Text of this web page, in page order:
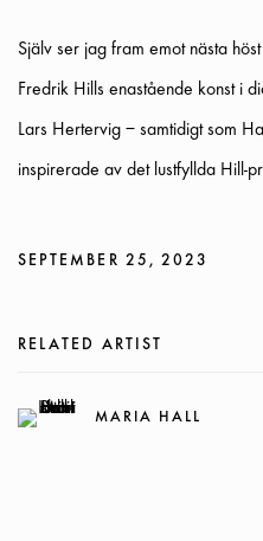
Själv ser jag fram emot nästa
Fredrik Hills enastående konst i
Lars Hertervig – samtidigt som
inspirerade av det lustfyllda Hill-
SEPTEMBER 25, 2023
RELATED ARTIST
MARIA HALL